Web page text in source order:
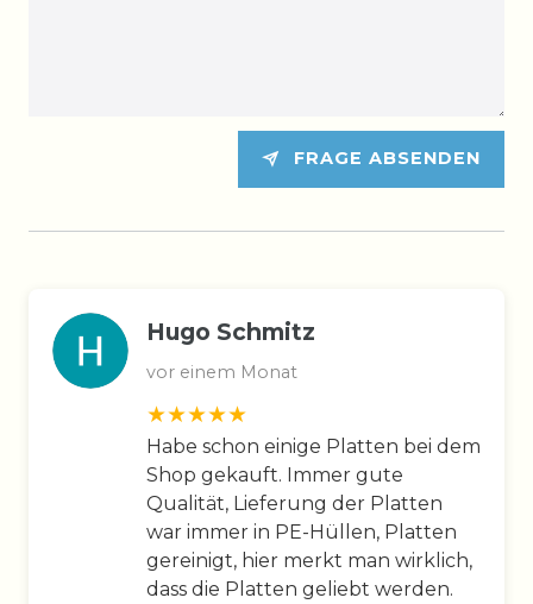
FRAGE ABSENDEN
Hugo Schmitz
vor einem Monat
Habe schon einige Platten bei dem
Shop gekauft. Immer gute
Qualität, Lieferung der Platten
war immer in PE-Hüllen, Platten
gereinigt, hier merkt man wirklich,
dass die Platten geliebt werden.